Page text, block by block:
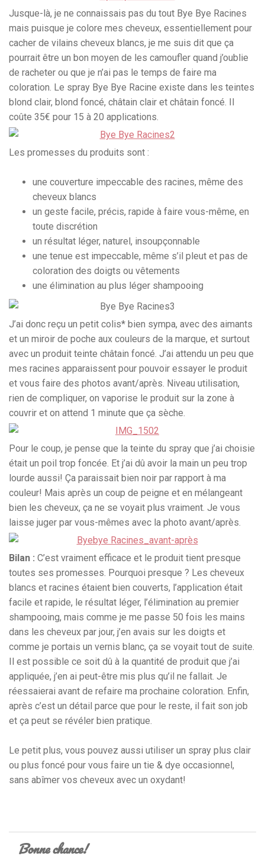
Jusque-là, je ne connaissais pas du tout Bye Bye Racines
mais puisque je colore mes cheveux, essentiellement pour
cacher de vilains cheveux blancs, je me suis dit que ça
pourrait être un bon moyen de les camoufler quand j’oublie
de racheter ou que je n’ai pas le temps de faire ma
coloration. Le spray Bye Bye Racine existe dans les teintes
blond clair, blond foncé, châtain clair et châtain foncé. Il
coûte 35€ pour 15 à 20 applications.
Les promesses du produits sont :
une couverture impeccable des racines, même des
cheveux blancs
un geste facile, précis, rapide à faire vous-même, en
toute discrétion
un résultat léger, naturel, insoupçonnable
une tenue est impeccable, même s’il pleut et pas de
coloration des doigts ou vêtements
une élimination au plus léger shampooing
J’ai donc reçu un petit colis* bien sympa, avec des aimants
et un miroir de poche aux couleurs de la marque, et surtout
avec un produit teinte châtain foncé. J’ai attendu un peu que
mes racines apparaissent pour pouvoir essayer le produit
et vous faire des photos avant/après. Niveau utilisation,
rien de compliquer, on vaporise le produit sur la zone à
couvrir et on attend 1 minute que ça sèche.
Pour le coup, je pense que la teinte du spray que j’ai choisie
était un poil trop foncée. Et j’ai dû avoir la main un peu trop
lourde aussi! Ça paraissait bien noir par rapport à ma
couleur! Mais après un coup de peigne et en mélangeant
bien les cheveux, ça ne se voyait plus vraiment. Je vous
laisse juger par vous-mêmes avec la photo avant/après.
Bilan : C’est vraiment efficace et le produit tient presque
toutes ses promesses. Pourquoi presque ? Les cheveux
blancs et racines étaient bien couverts, l’application était
facile et rapide, le résultat léger, l’élimination au premier
shampooing, mais comme je me passe 50 fois les mains
dans les cheveux par jour, j’en avais sur les doigts et
comme je portais un vernis blanc, ça se voyait tout de suite.
Il est possible ce soit dû à la quantité de produit que j’ai
appliquée, j’en ai peut-être mis plus qu’il ne fallait. Je
réessaierai avant de refaire ma prochaine coloration. Enfin,
après c’est un détail parce que pour le reste, il fait son job
et ça peut se révéler bien pratique.
Le petit plus, vous pouvez aussi utiliser un spray plus clair
ou plus foncé pour vous faire un tie & dye occasionnel,
sans abîmer vos cheveux avec un oxydant!
Bonne chance!